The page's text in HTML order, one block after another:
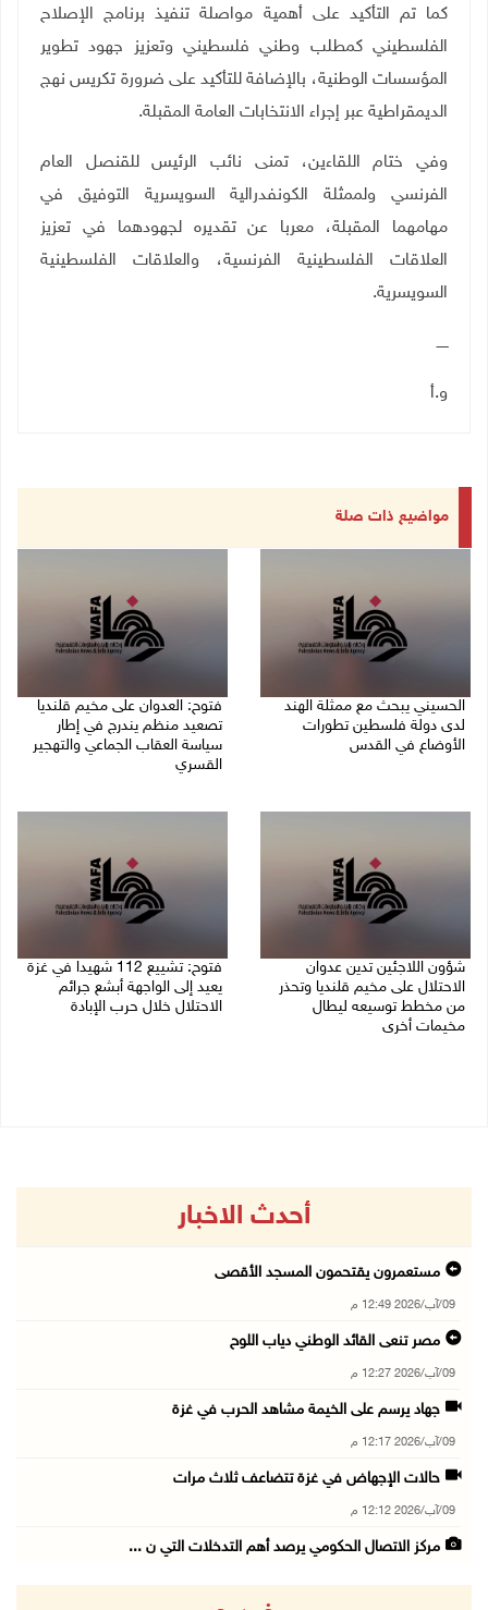
كما تم التأكيد على أهمية مواصلة تنفيذ برنامج الإصلاح
الفلسطيني كمطلب وطني فلسطيني وتعزيز جهود تطوير
المؤسسات الوطنية، بالإضافة للتأكيد على ضرورة تكريس نهج
الديمقراطية عبر إجراء الانتخابات العامة المقبلة.
وفي ختام اللقاءين، تمنى نائب الرئيس
للقنصل العام
الفرنسي ولممثلة الكونفدرالية السويسرية التوفيق في
مهامهما المقبلة، معربا عن تقديره لجهودهما في تعزيز
العلاقات الفلسطينية الفرنسية، والعلاقات الفلسطينية
السويسرية.
ـــــ
و.أ
مواضيع ذات صلة
الحسيني يبحث مع ممثلة الهند
لدى دولة فلسطين تطورات
الأوضاع في القدس
فتوح: العدوان على مخيم قلنديا
تصعيد منظم يندرج في إطار
سياسة العقاب الجماعي والتهجير
القسري
شؤون اللاجئين تدين عدوان
الاحتلال على مخيم قلنديا وتحذر
من مخطط توسيعه ليطال
مخيمات أخرى
فتوح: تشييع 112 شهيدا في غزة
يعيد إلى الواجهة أبشع جرائم
الاحتلال خلال حرب الإبادة
أحدث الاخبار
مستعمرون يقتحمون المسجد الأقصى
09/آب/2026 12:49 م
مصر تنعى القائد الوطني دياب اللوح
09/آب/2026 12:27 م
جهاد يرسم على الخيمة مشاهد الحرب في غزة
09/آب/2026 12:17 م
حالات الإجهاض في غزة تتضاعف ثلاث مرات
09/آب/2026 12:12 م
مركز الاتصال الحكومي يرصد أهم التدخلات التي ن ...